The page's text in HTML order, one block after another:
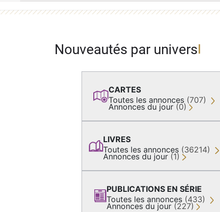
Nouveautés par univers
CARTES
Toutes les annonces (707)
Annonces du jour (0)
LIVRES
Toutes les annonces (36214)
Annonces du jour (1)
PUBLICATIONS EN SÉRIE
Toutes les annonces (433)
Annonces du jour (227)